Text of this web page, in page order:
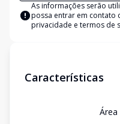
As informações serão
possa entrar em contato
privacidade e termos de
Características